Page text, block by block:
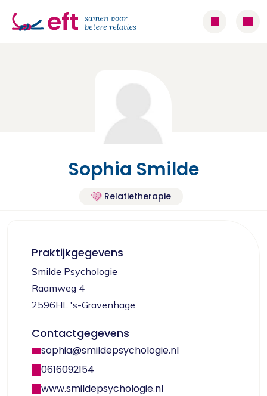
Sophia Smilde
Relatietherapie
Praktijkgegevens
Smilde Psychologie
Raamweg 4
2596HL 's-Gravenhage
Contactgegevens
sophia@smildepsychologie.nl
0616092154
www.smildepsychologie.nl